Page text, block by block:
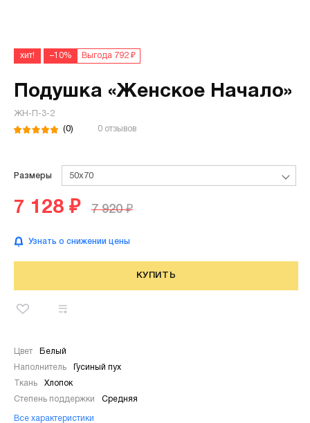
хит! –10% Выгода 792 ₽
Подушка «Женское Начало»
ЖН-П-3-2
(0) 0 отзывов
Размеры 50х70
7 128 ₽ 7 920 ₽
Узнать о снижении цены
КУПИТЬ
Цвет Белый
Наполнитель Гусиный пух
Ткань Хлопок
Степень поддержки Средняя
Все характеристики